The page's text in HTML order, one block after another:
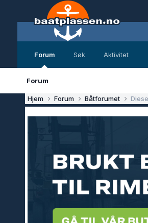
Forum
Forum
Søk Aktivitet
Hjem Forum Båtforumet